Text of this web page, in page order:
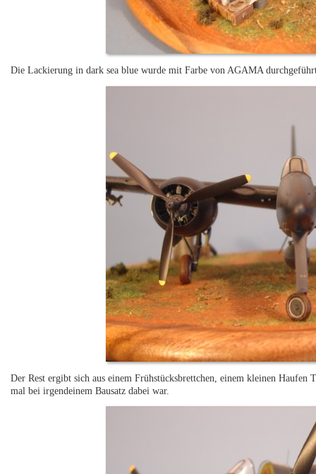
Die Lackierung in dark sea blue wurde mit Farbe von AGAMA
Der Rest ergibt sich aus einem Frühstücksbrettchen, einem kleinen
mal bei irgendeinem Bausatz dabei war.